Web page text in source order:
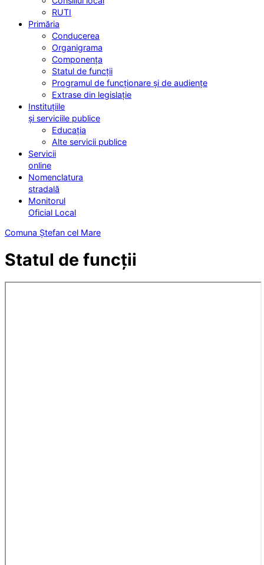
RUTI
Primăria
Conducerea
Organigrama
Componența
Statul de funcții
Programul de funcționare și de audiențe
Extrase din legislație
Instituțiile
și serviciile publice
Educația
Alte servicii publice
Servicii
online
Nomenclatura
stradală
Monitorul
Oficial Local
Comuna Ștefan cel Mare
Statul de funcții